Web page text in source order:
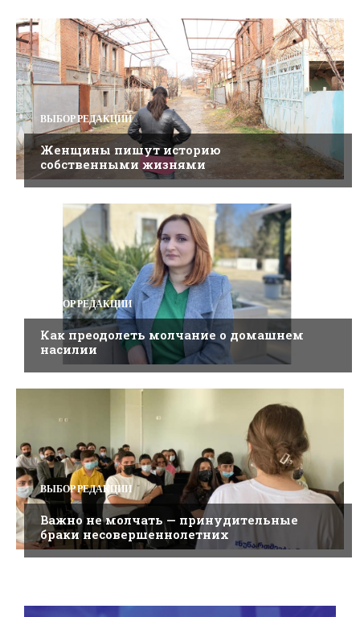
ВЫБОР РЕДАКЦИИ
Женщины пишут историю
собственными жизнями
ВЫБОР РЕДАКЦИИ
Как преодолеть молчание о домашнем
насилии
ВЫБОР РЕДАКЦИИ
Важно не молчать — принудительные
браки несовершеннолетних